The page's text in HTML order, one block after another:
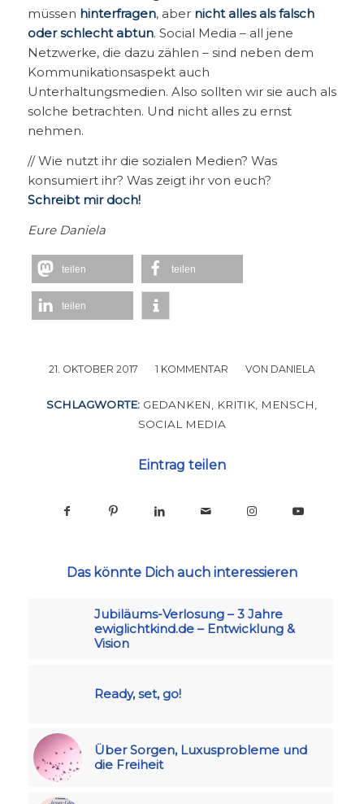
müssen hinterfragen, aber nicht alles als falsch
oder schlecht abtun. Social Media – all jene
Netzwerke, die dazu zählen – sind neben dem
Kommunikationsaspekt auch
Unterhaltungsmedien. Also sollten wir sie auch als
solche betrachten. Und nicht alles zu ernst
nehmen.
// Wie nutzt ihr die sozialen Medien? Was
konsumiert ihr? Was zeigt ihr von euch?
Schreibt mir doch!
Eure Daniela
teilen teilen
teilen
21. OKTOBER 2017
/ 1 KOMMENTAR
/ VON DANIELA
SCHLAGWORTE: GEDANKEN KRITIK MENSCH
SOCIAL MEDIA
Eintrag teilen
Das könnte Dich auch interessieren
Jubiläums-Verlosung – 3 Jahre
ewiglichtkind.de – Entwicklung &
Vision
Ready, set, go!
Über Sorgen, Luxusprobleme und
die Freiheit